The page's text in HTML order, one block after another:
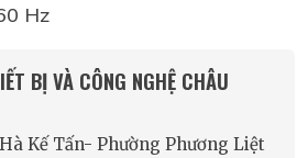
Hz
BỊ VÀ CÔNG NGHỆ CHÂU
Kế Tấn- Phường Phương Liệt